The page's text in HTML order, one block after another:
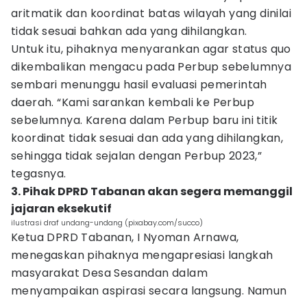
aritmatik dan koordinat batas wilayah yang dinilai
tidak sesuai bahkan ada yang dihilangkan.
Untuk itu, pihaknya menyarankan agar status quo
dikembalikan mengacu pada Perbup sebelumnya
sembari menunggu hasil evaluasi pemerintah
daerah. “Kami sarankan kembali ke Perbup
sebelumnya. Karena dalam Perbup baru ini titik
koordinat tidak sesuai dan ada yang dihilangkan,
sehingga tidak sejalan dengan Perbup 2023,”
tegasnya.
3. Pihak DPRD Tabanan akan segera memanggil
jajaran eksekutif
ilustrasi draf undang-undang (pixabay.com/succo)
Ketua DPRD Tabanan, I Nyoman Arnawa,
menegaskan pihaknya mengapresiasi langkah
masyarakat Desa Sesandan dalam
menyampaikan aspirasi secara langsung. Namun